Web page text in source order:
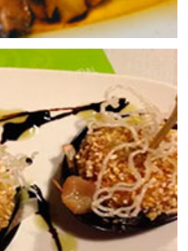
septiembre de 2020
LOS RANCHALES